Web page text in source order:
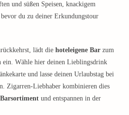
und süßen Speisen, knackigem
du zu deiner Erkundungstour
lädt die hoteleigene Bar zum
ein. Wähle hier deinen Lieblingsdrink
und lasse deinen Urlaubstag bei
Zigarren-Liebhaber kombinieren dies
und entspannen in der